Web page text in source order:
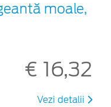
moale,
€ 16,32
Vezi detalii